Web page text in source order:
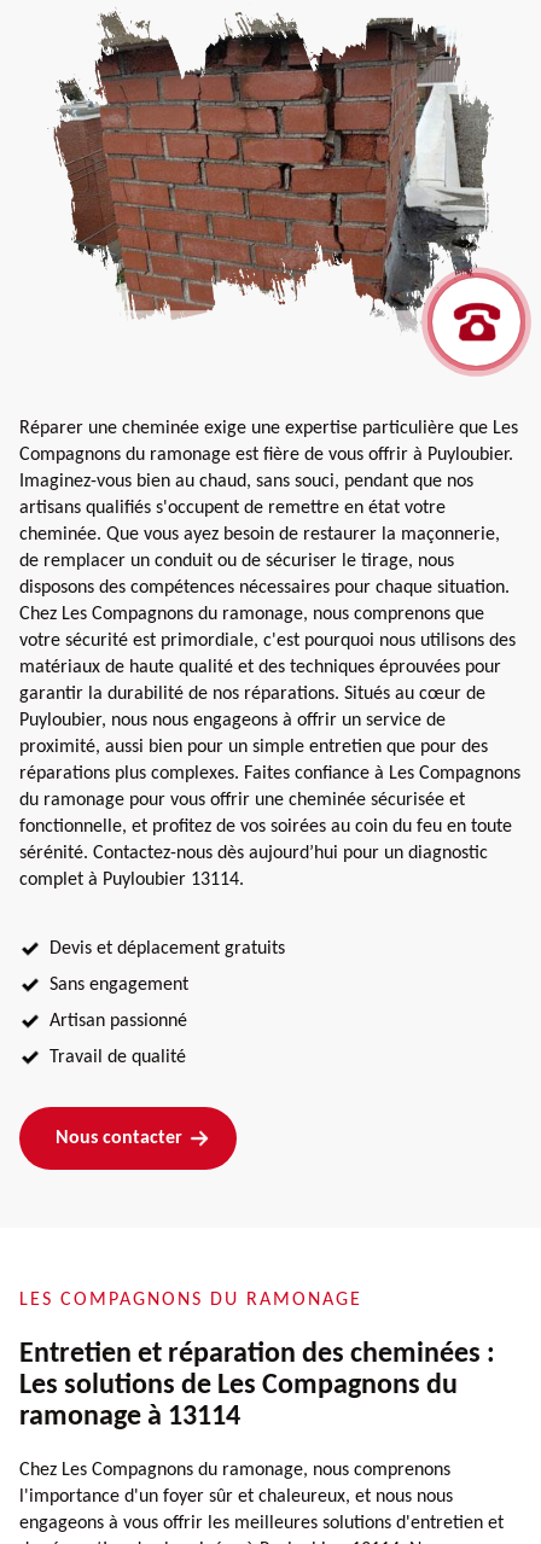
Réparer une cheminée exige une expertise particulière que Les
Compagnons du ramonage est fière de vous offrir à Puyloubier.
Imaginez-vous bien au chaud, sans souci, pendant que nos
artisans qualifiés s'occupent de remettre en état votre
cheminée. Que vous ayez besoin de restaurer la maçonnerie,
de remplacer un conduit ou de sécuriser le tirage, nous
disposons des compétences nécessaires pour chaque situation.
Chez Les Compagnons du ramonage, nous comprenons que
votre sécurité est primordiale, c'est pourquoi nous utilisons des
matériaux de haute qualité et des techniques éprouvées pour
garantir la durabilité de nos réparations. Situés au cœur de
Puyloubier, nous nous engageons à offrir un service de
proximité, aussi bien pour un simple entretien que pour des
réparations plus complexes. Faites confiance à Les Compagnons
du ramonage pour vous offrir une cheminée sécurisée et
fonctionnelle, et profitez de vos soirées au coin du feu en toute
sérénité. Contactez-nous dès aujourd’hui pour un diagnostic
complet à Puyloubier 13114.
Devis et déplacement gratuits
Sans engagement
Artisan passionné
Travail de qualité
Nous contacter
LES COMPAGNONS DU RAMONAGE
Entretien et réparation des cheminées :
Les solutions de Les Compagnons du
ramonage à 13114
Chez Les Compagnons du ramonage, nous comprenons
l'importance d'un foyer sûr et chaleureux, et nous nous
engageons à vous offrir les meilleures solutions d'entretien et